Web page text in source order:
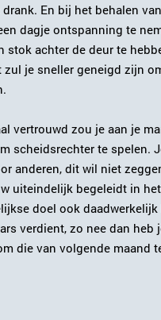
En bij het behalen
dagje ontspanning te
stok achter de deur te
je sneller geneigd zijn
vertrouwd zou je aan je
scheidsrechter te spelen.
anderen, dit wil niet
uiteindelijk begeleidt in
doel ook
verdient, zo nee dan heb
die van volgende maand